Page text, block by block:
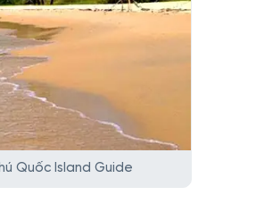
Quốc Island Guide